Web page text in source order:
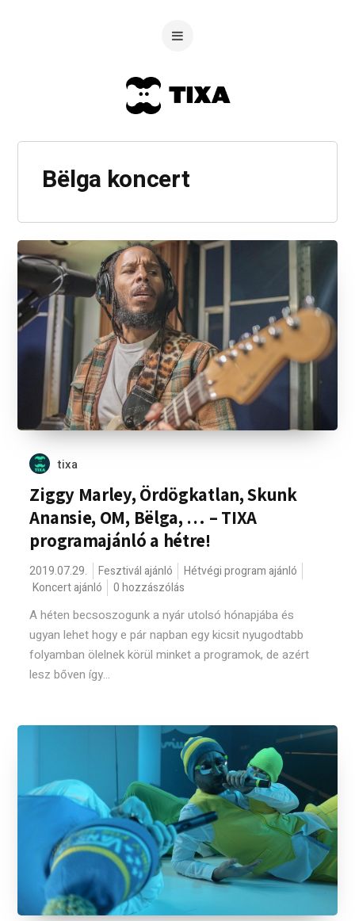
Bëlga koncert
tixa
Ziggy Marley, Ördögkatlan, Skunk
Anansie, OM, Bëlga, … – TIXA
programajánló a hétre!
2019.07.29. Fesztivál ajánló
Hétvégi program ajánló
Koncert ajánló
0 hozzászólás
A héten becsoszogunk a nyár utolsó hónapjába és
ugyan lehet hogy e pár napban egy kicsit nyugodtabb
folyamban ölelnek körül minket a programok, de azért
lesz bőven így...